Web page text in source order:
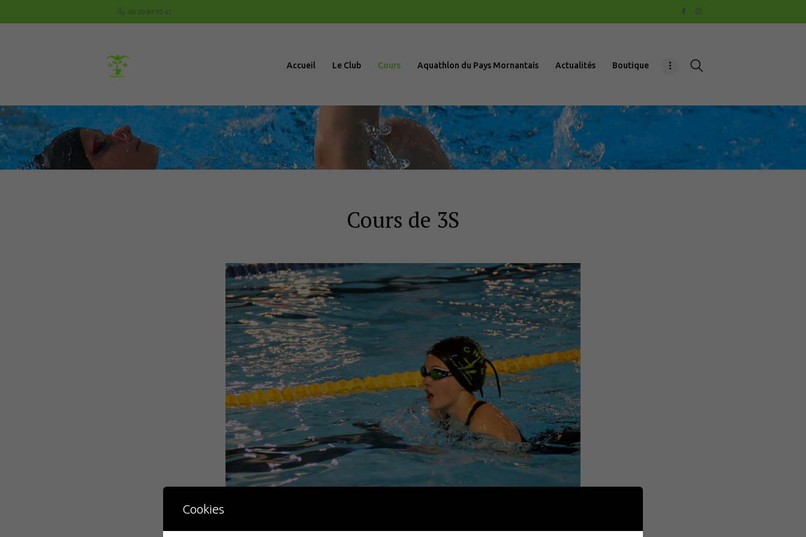
06 20 89 93 42
Accueil Le Club Cours Aquathlon du Pays Mornantais Actualités Boutique
Aquathlon du
Mornantais
Documents
utiles
Contact
Cours de 3S
Cookies